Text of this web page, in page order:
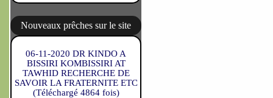
Nouveaux prêches sur le site
06-11-2020 DR KINDO A
BISSIRI KOMBISSIRI AT
TAWHID RECHERCHE DE
SAVOIR LA FRATERNITE ETC
(Téléchargé 4864 fois)